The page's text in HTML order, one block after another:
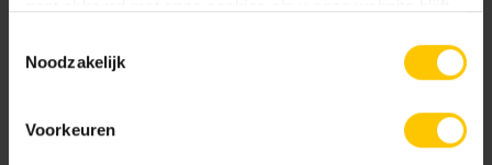
Noodzakelijk
Voorkeuren
façade en briques pleines empilées.
Avec le système HOMZ-Pro associé à la colle
polymère, il est également possible d'utiliser des
Convient aux bâtiments d'une hauteur maximale de